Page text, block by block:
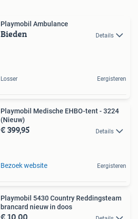
Playmobil Ambulance
Bieden Details
Losser Eergisteren
Playmobil Medische EHBO-tent - 3224
(Nieuw)
€ 399,95 Details
Bezoek website Eergisteren
Playmobil 5430 Country Reddingsteam
brancard nieuw in doos